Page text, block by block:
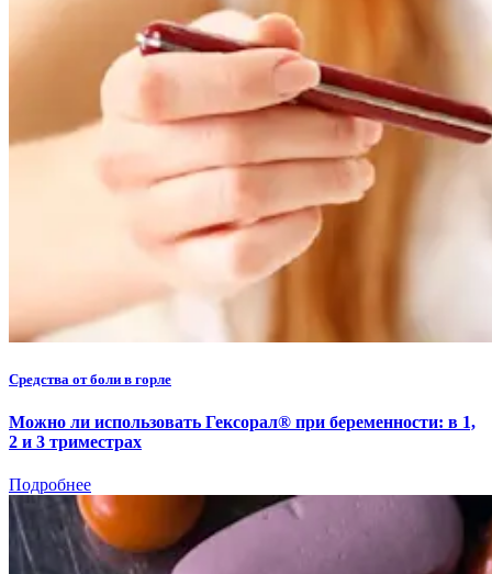
Средства от боли в горле
Можно ли использовать Гексорал® при беременности: в 1,
2 и 3 триместрах
Подробнее